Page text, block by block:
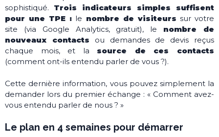
sophistiqué. Trois indicateurs simples suffisent
pour une TPE : le nombre de visiteurs sur votre
site (via Google Analytics, gratuit), le nombre de
nouveaux contacts ou demandes de devis reçus
chaque mois, et la source de ces contacts
(comment ont-ils entendu parler de vous ?).
Cette dernière information, vous pouvez simplement la
demander lors du premier échange : « Comment avez-
vous entendu parler de nous ? »
Le plan en 4 semaines pour démarrer